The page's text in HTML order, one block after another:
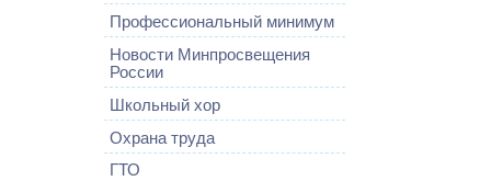
Профессиональный минимум
Новости Минпросвещения
России
Школьный хор
Охрана труда
ГТО